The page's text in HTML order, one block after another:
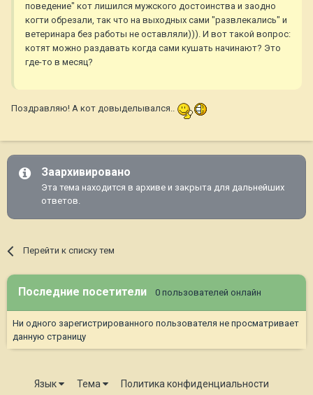
поведение" кот лишился мужского достоинства и заодно
когти обрезали, так что на выходных сами "развлекались" и
ветеринара без работы не оставляли))). И вот такой вопрос:
котят можно раздавать когда сами кушать начинают? Это
где-то в месяц?
Поздравляю! А кот довыделывался..
Заархивировано
Эта тема находится в архиве и закрыта для дальнейших
ответов.
Перейти к списку тем
Последние посетители 0 пользователей онлайн
Ни одного зарегистрированного пользователя не просматривает
данную страницу
Язык Тема
Политика конфиденциальности